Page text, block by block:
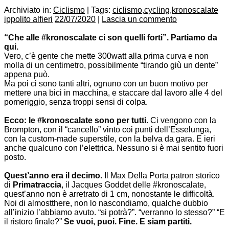
Archiviato in: Ciclismo Tags: ciclismo,cycling,kronoscalate
ippolito alfieri 22/07/2020
Lascia un commento
“Che alle #kronoscalate ci son quelli forti”. Partiamo da
qui.
Vero, c’è gente che mette 300watt alla prima curva e non
molla di un centimetro, possibilmente “tirando giù un dente”
appena può.
Ma poi ci sono tanti altri, ognuno con un buon motivo per
mettere una bici in macchina, e staccare dal lavoro alle 4 del
pomeriggio, senza troppi sensi di colpa.
Ecco: le #kronoscalate sono per tutti. Ci vengono con la
Brompton, con il “cancello” vinto coi punti dell’Esselunga,
con la custom-made superstile, con la belva da gara. E ieri
anche qualcuno con l’elettrica. Nessuno si è mai sentito fuori
posto.
Quest’anno era il decimo. Il Max Della Porta patron storico
di Primatraccia, il Jacques Goddet delle #kronoscalate,
quest’anno non è arretrato di 1 cm, nonostante le difficoltà.
Noi di almostthere, non lo nascondiamo, qualche dubbio
all’inizio l’abbiamo avuto. “si potrà?”. “verranno lo stesso?” “E
il ristoro finale?” Se vuoi, puoi. Fine. E siam partiti.